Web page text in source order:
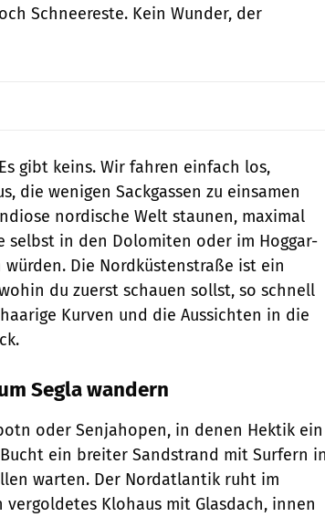
Schneereste. Kein Wunder, der
gibt keins. Wir fahren einfach los,
die wenigen Sackgassen zu einsamen
nordische Welt staunen, maximal
selbst in den Dolomiten oder im Hoggar-
würden. Die Nordküstenstraße ist ein
du zuerst schauen sollst, so schnell
Kurven und die Aussichten in die
Segla wandern
oder Senjahopen, in denen Hektik ein
ein breiter Sandstrand mit Surfern in
warten. Der Nordatlantik ruht im
vergoldetes Klohaus mit Glasdach, innen